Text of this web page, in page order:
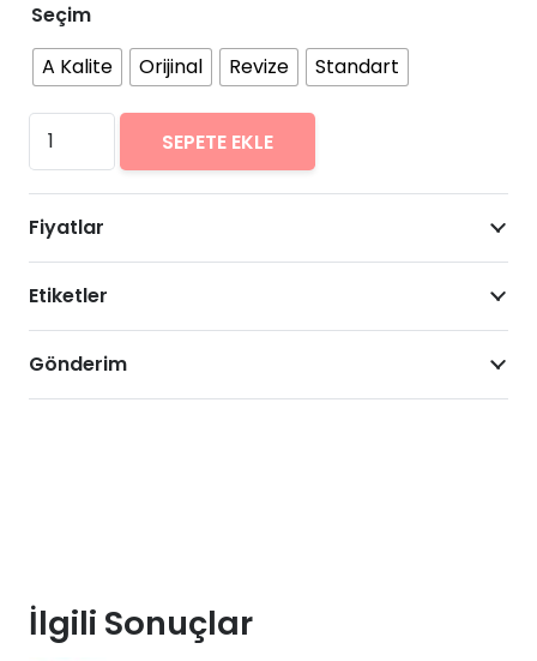
Seçim
A Kalite
Orijinal Revize Standart
Samsung
Galaxy
J7
Arıza
Onarımı
Fiyatları
adet
SEPETE EKLE
Fiyatlar
Etiketler
Gönderim
İlgili Sonuçlar